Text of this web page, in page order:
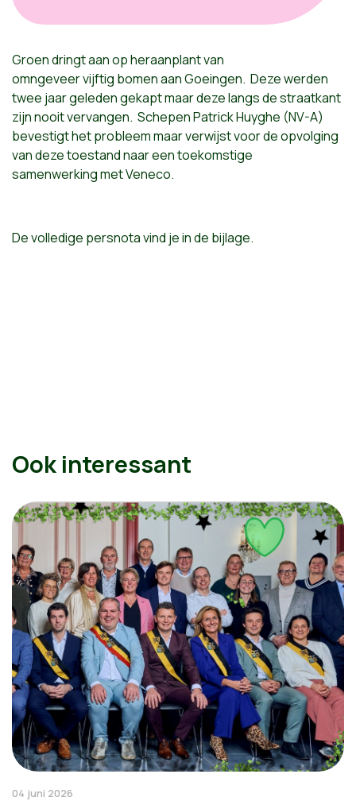
Groen dringt aan op heraanplant van
omngeveer vijftig bomen aan Goeingen. Deze werden
twee jaar geleden gekapt maar deze langs de straatkant
zijn nooit vervangen. Schepen Patrick Huyghe (NV-A)
bevestigt het probleem maar verwijst voor de opvolging
van deze toestand naar een toekomstige
samenwerking met Veneco.
De volledige persnota vind je in de bijlage.
Ook interessant
04 juni 2026